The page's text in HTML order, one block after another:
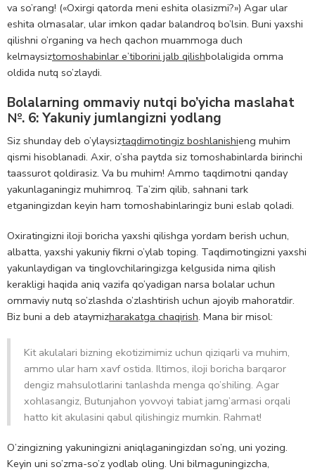
va so’rang! («Oxirgi qatorda meni eshita olasizmi?») Agar ular
eshita olmasalar, ular imkon qadar balandroq bo’lsin. Buni yaxshi
qilishni o’rganing va hech qachon muammoga duch
kelmaysiztomoshabinlar e’tiborini jalb qilishbolaligida omma
oldida nutq so’zlaydi.
Bolalarning ommaviy nutqi bo’yicha maslahat
№. 6: Yakuniy jumlangizni yodlang
Siz shunday deb o’ylaysiztaqdimotingiz boshlanishieng muhim
qismi hisoblanadi. Axir, o’sha paytda siz tomoshabinlarda birinchi
taassurot qoldirasiz. Va bu muhim! Ammo taqdimotni qanday
yakunlaganingiz muhimroq. Ta’zim qilib, sahnani tark
etganingizdan keyin ham tomoshabinlaringiz buni eslab qoladi.
Oxiratingizni iloji boricha yaxshi qilishga yordam berish uchun,
albatta, yaxshi yakuniy fikrni o’ylab toping. Taqdimotingizni yaxshi
yakunlaydigan va tinglovchilaringizga kelgusida nima qilish
kerakligi haqida aniq vazifa qo’yadigan narsa bolalar uchun
ommaviy nutq so’zlashda o’zlashtirish uchun ajoyib mahoratdir.
Biz buni a deb ataymizharakatga chaqirish. Mana bir misol:
Kit akulalari bizning ekotizimimiz uchun qiziqarli va muhim,
ammo ular ham xavf ostida. Iltimos, iloji boricha barqaror
dengiz mahsulotlarini tanlashda menga qo’shiling. Agar
xohlasangiz, Butunjahon yovvoyi tabiat jamg’armasi orqali
hatto kit akulasini qabul qilishingiz mumkin. Rahmat!
O’zingizning yakuningizni aniqlaganingizdan so’ng, uni yozing.
Keyin uni so’zma-so’z yodlab oling. Uni bilmaguningizcha,